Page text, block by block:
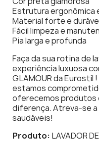
Estrutura ergonômica
Material forte e
Fácil limpeza e
Pia larga e profunda
Faça da sua rotina de
experiência luxuosa
GLAMOUR da
estamos
oferecemos produtos
diferença. Atreva-se
saudáveis!
Produto: LAVADOR